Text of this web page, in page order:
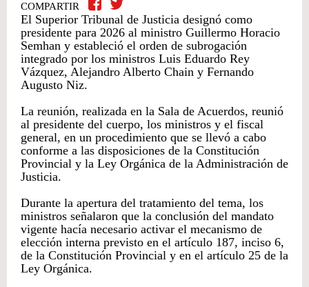
COMPARTIR
El Superior Tribunal de Justicia designó como
presidente para 2026 al ministro Guillermo Horacio
Semhan y estableció el orden de subrogación
integrado por los ministros Luis Eduardo Rey
Vázquez, Alejandro Alberto Chain y Fernando
Augusto Niz.
La reunión, realizada en la Sala de Acuerdos, reunió
al presidente del cuerpo, los ministros y el fiscal
general, en un procedimiento que se llevó a cabo
conforme a las disposiciones de la Constitución
Provincial y la Ley Orgánica de la Administración de
Justicia.
Durante la apertura del tratamiento del tema, los
ministros señalaron que la conclusión del mandato
vigente hacía necesario activar el mecanismo de
elección interna previsto en el artículo 187, inciso 6,
de la Constitución Provincial y en el artículo 25 de la
Ley Orgánica.